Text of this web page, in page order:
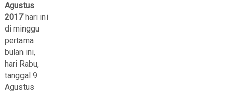
Agustus
2017hari ini
di minggu
pertama
bulan ini,
hari Rabu,
tanggal 9
Agustus